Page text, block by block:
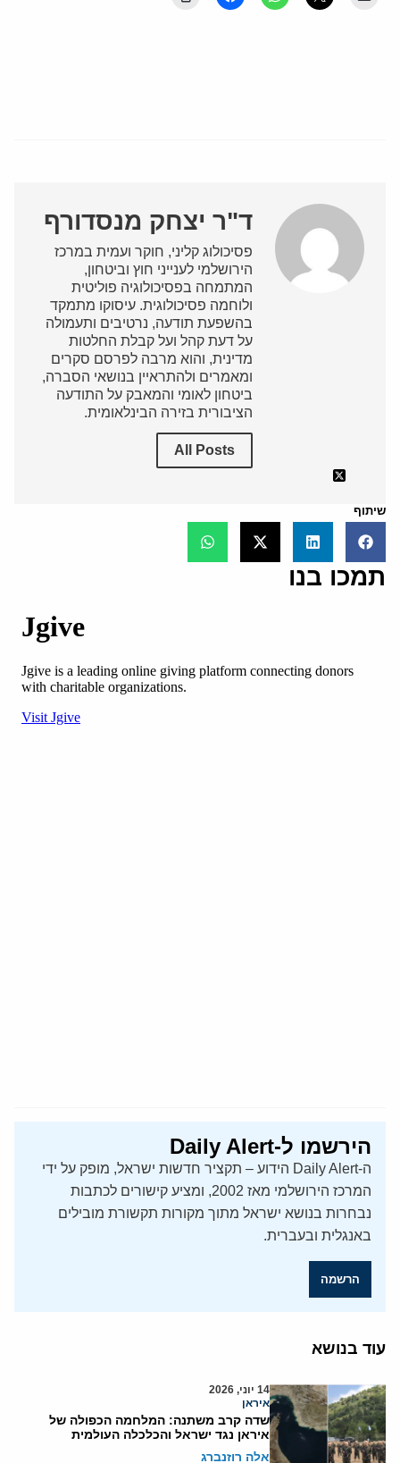
ד"ר יצחק מנסדורף
פסיכולוג קליני, חוקר ועמית במרכז
הירושלמי לענייני חוץ וביטחון,
המתמחה בפסיכולוגיה פוליטית
ולוחמה פסיכולוגית. עיסוקו מתמקד
בהשפעת תודעה, נרטיבים ותעמולה
על דעת קהל ועל קבלת החלטות
מדינית, והוא מרבה לפרסם סקרים
ומאמרים ולהתראיין בנושאי הסברה,
ביטחון לאומי והמאבק על התודעה
הציבורית בזירה הבינלאומית.
All Posts
שיתוף
תמכו בנו
הירשמו ל-Daily Alert
ה-Daily Alert הידוע – תקציר חדשות ישראל, מופק על ידי
המרכז הירושלמי מאז 2002, ומציע קישורים לכתבות
נבחרות בנושא ישראל מתוך מקורות תקשורת מובילים
באנגלית ובעברית.
הרשמה
עוד בנושא
14 יוני, 2026
איראן
שדה קרב משתנה: המלחמה הכפולה של
איראן נגד ישראל והכלכלה העולמית
אלה רוזנברג